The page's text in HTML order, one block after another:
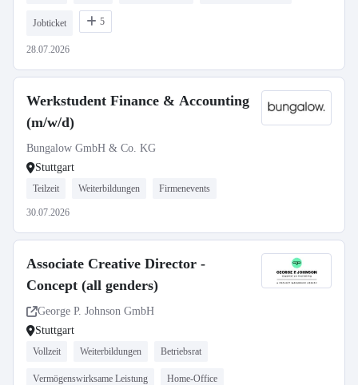
Jobticket 5
28.07.2026
Werkstudent Finance & Accounting
(m/w/d)
Bungalow GmbH & Co. KG
Stuttgart
Teilzeit Weiterbildungen Firmenevents
30.07.2026
Associate Creative Director -
Concept (all genders)
George P. Johnson GmbH
Stuttgart
Vollzeit Weiterbildungen Betriebsrat
Vermögenswirksame Leistung Home-Office